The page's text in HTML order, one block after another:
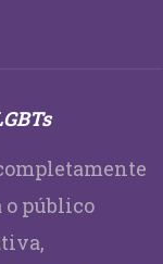
o público